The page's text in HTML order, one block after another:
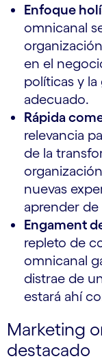
Enfoque
omnicanal
en el
políticas y
adecuado.
Rápida
relevancia
de la
nuevas
aprender de
Engament
repleto de
omnicanal
distrae de
estará ahí
Marketing
destacado